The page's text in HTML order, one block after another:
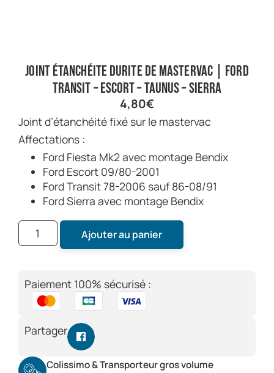
Joint étanchéite durite de mastervac | Ford
Transit – Escort – Taunus – Sierra
4,80€
Joint d’étanchéité fixé sur le mastervac
Affectations :
Ford Fiesta Mk2 avec montage Bendix
Ford Escort 09/80-2001
Ford Transit 78-2006 sauf 86-08/91
Ford Sierra avec montage Bendix
Ajouter au panier
Paiement 100% sécurisé :
Partager
Colissimo & Transporteur gros volume